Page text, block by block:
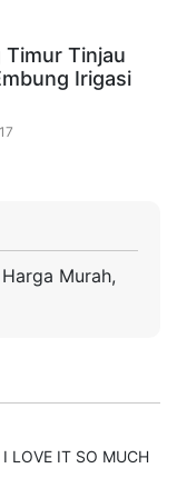
Timur Tinjau
Irigasi
Murah,
LOVE IT SO MUCH